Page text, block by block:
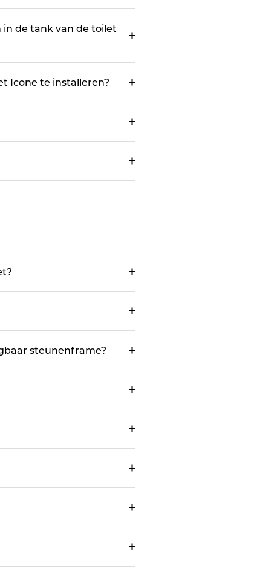
de tank van de toilet
Icone te installeren?
steunenframe?